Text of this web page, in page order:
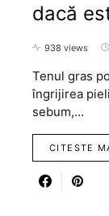
dacă
938 views
Tenul gras
îngrijirea
sebum,…
CITESTE